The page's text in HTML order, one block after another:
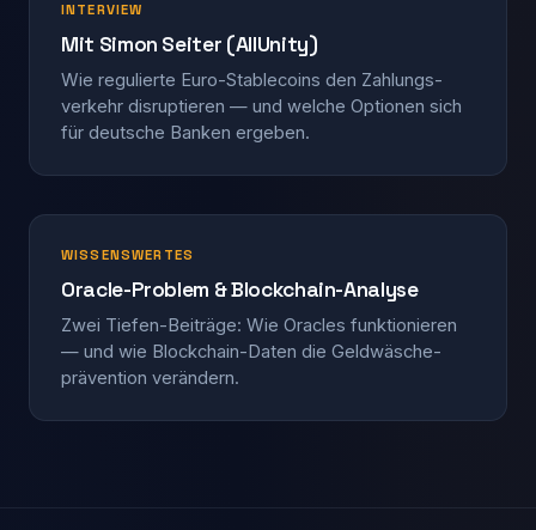
INTERVIEW
Mit Simon Seiter (AllUnity)
Wie regulierte Euro-Stablecoins den Zahlungs­
verkehr disruptieren — und welche Optionen sich
für deutsche Banken ergeben.
WISSENSWERTES
Oracle-Problem & Blockchain-Analyse
Zwei Tiefen-Beiträge: Wie Oracles funktionieren
— und wie Blockchain-Daten die Geldwäsche­
prävention verändern.